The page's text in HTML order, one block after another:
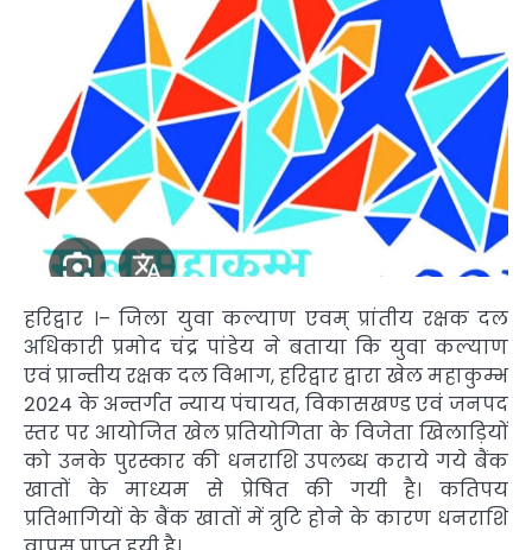
हरिद्वार ।– जिला युवा कल्याण एवम् प्रांतीय रक्षक दल
अधिकारी प्रमोद चंद्र पांडेय ने बताया कि युवा कल्याण
एवं प्रान्तीय रक्षक दल विभाग, हरिद्वार द्वारा खेल महाकुम्भ
2024 के अन्तर्गत न्याय पंचायत, विकासखण्ड एवं जनपद
स्तर पर आयोजित खेल प्रतियोगिता के विजेता खिलाड़ियों
को उनके पुरस्कार की धनराशि उपलब्ध कराये गये बैंक
खातों के माध्यम से प्रेषित की गयी है। कतिपय
प्रतिभागियों के बैंक खातों में त्रुटि होने के कारण धनराशि